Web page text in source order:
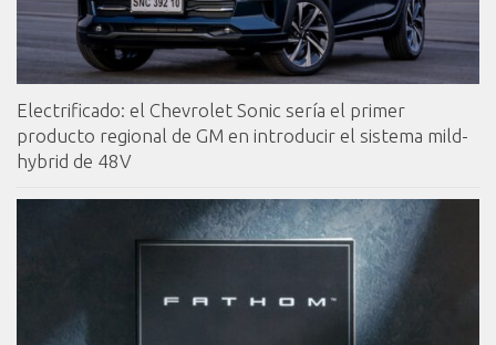
Electrificado: el Chevrolet Sonic sería el primer
producto regional de GM en introducir el sistema mild-
hybrid de 48V